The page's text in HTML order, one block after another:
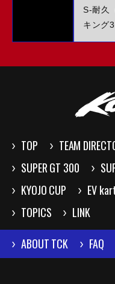
S-耐久
キング
TOP TEAM
SUPER GT 300
KYOJO CUP
EV
TOPICS
LINK
ABOUT TCK
FAQ